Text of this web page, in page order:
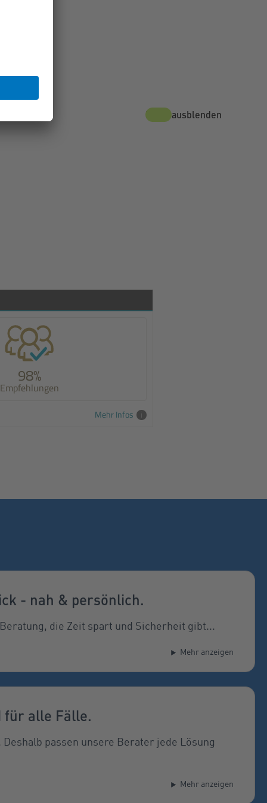
Karte ausblenden
98%
Empfehlungen
Mehr Infos
- nah & persönlich.
die Zeit spart und Sicherheit gibt...
Mehr anzeigen
für alle Fälle.
passen unsere Berater jede Lösung
Mehr anzeigen